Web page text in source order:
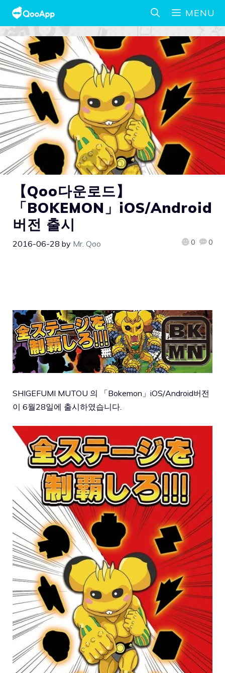
MENU
【Qoo다운로드】
「BOKEMON」iOS/Android
버전 출시
2016-06-28 by Mr. Qoo 0 0
SHIGEFUMI MUTOU 의 「Bokemon」iOS/Android버전
이 6월28일에 출시하였습니다.